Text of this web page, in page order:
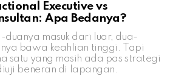
Executive vs
Apa Bedanya?
duanya masuk dari luar, dua-
bawa keahlian tinggi. Tapi
satu yang masih ada pas strategi
beneran di lapangan.